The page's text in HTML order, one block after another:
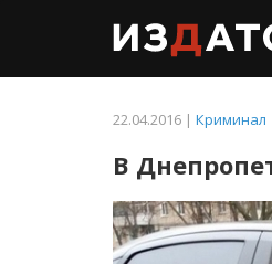
22.04.2016 | Криминал
В